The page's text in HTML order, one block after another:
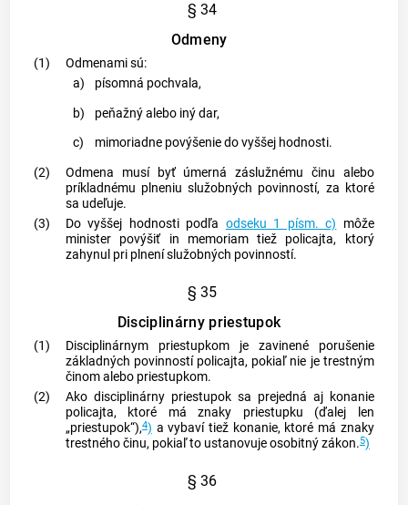
§ 34
Odmeny
(1)
Odmenami sú:
a)
písomná pochvala,
b)
peňažný alebo iný dar,
c)
mimoriadne povýšenie do vyššej hodnosti.
(2)
Odmena musí byť úmerná záslužnému činu alebo
príkladnému plneniu služobných povinností, za ktoré
sa udeľuje.
(3)
Do vyššej hodnosti podľa odseku 1 písm. c) môže
minister povýšiť in memoriam tiež policajta, ktorý
zahynul pri plnení služobných povinností.
§ 35
Disciplinárny priestupok
(1)
Disciplinárnym priestupkom je zavinené porušenie
základných povinností policajta, pokiaľ nie je trestným
činom alebo priestupkom.
(2)
Ako disciplinárny priestupok sa prejedná aj konanie
policajta, ktoré má znaky priestupku (ďalej len
„priestupok“),4) a vybaví tiež konanie, ktoré má znaky
trestného činu, pokiaľ to ustanovuje osobitný zákon.5)
§ 36